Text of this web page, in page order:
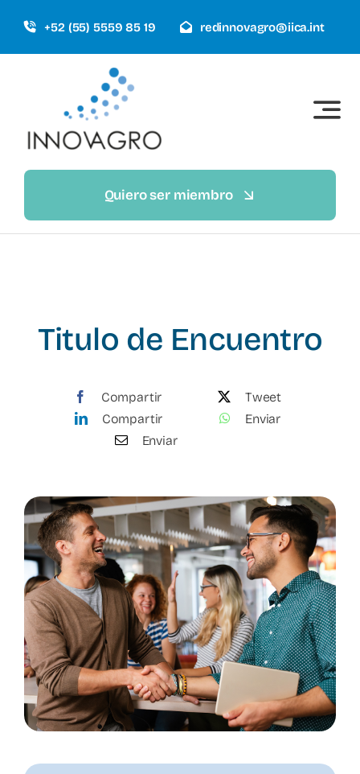
contenido
+52 (55) 5559 85 19 redinnovagro@iica.int
Quiero ser miembro
Titulo de Encuentro
Compartir
Tweet
Compartir
Enviar
Enviar